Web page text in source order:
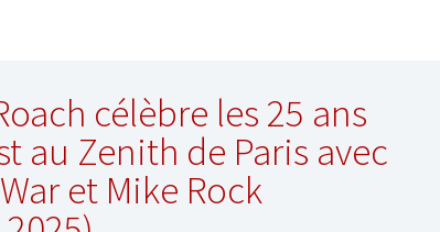
célèbre les 25 ans
au Zenith de Paris avec
et Mike Rock